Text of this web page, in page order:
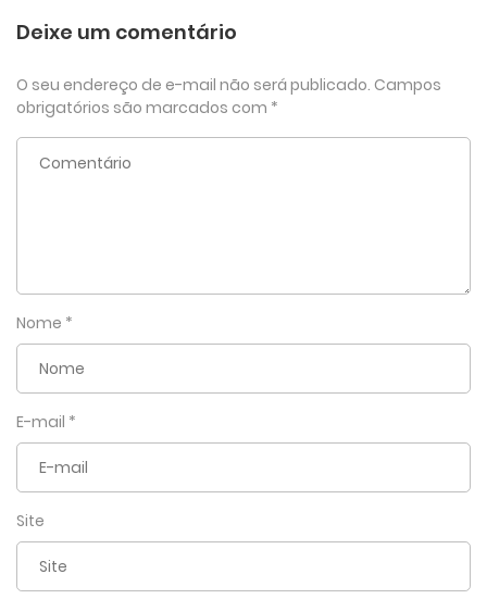
Deixe um comentário
O seu endereço de e-mail não será publicado. Campos
obrigatórios são marcados com *
Nome *
E-mail *
Site